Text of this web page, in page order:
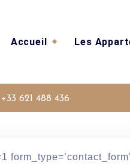
Accueil Les
+33 621 488 436